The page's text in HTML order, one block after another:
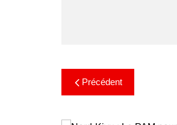
Précédent